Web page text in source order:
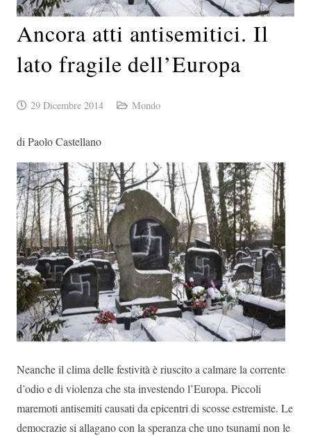
Ancora atti antisemitici. Il
lato fragile dell’Europa
29 Dicembre 2014 Mondo
di Paolo Castellano
Neanche il clima delle festività è riuscito a calmare la corrente
d’odio e di violenza che sta investendo l’Europa. Piccoli
maremoti antisemiti causati da epicentri di scosse estremiste. Le
democrazie si allagano con la speranza che uno tsunami non le